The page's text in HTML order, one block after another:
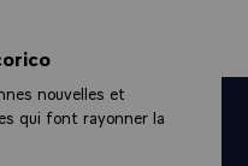
nouvelles et
qui font rayonner la